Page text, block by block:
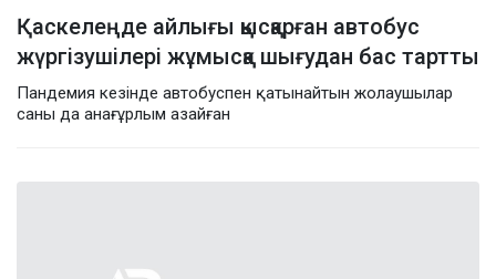
Қаскелеңде айлығы қысқарған автобус
жүргізушілері жұмысқа шығудан бас тартты
Пандемия кезінде автобуспен қатынайтын жолаушылар
саны да анағұрлым азайған